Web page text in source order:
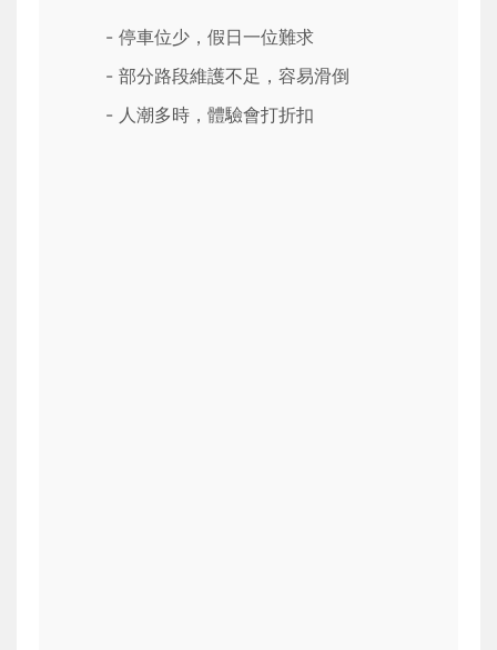
- 停車位少，假日一位難求
- 部分路段維護不足，容易滑倒
- 人潮多時，體驗會打折扣